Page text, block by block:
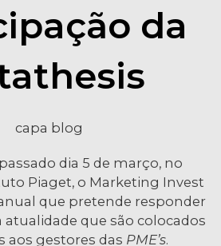
da
dia 5 de março, no
Piaget, o Marketing Invest
que pretende responder
que são colocados
aos gestores das PME’s.